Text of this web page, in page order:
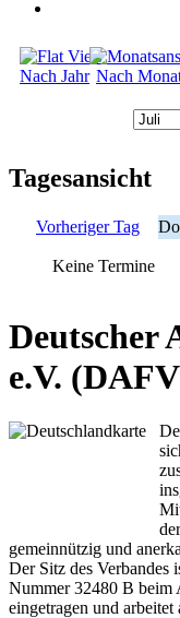
Nach Jahr Nach
Tagesansicht
Vorheriger Tag
Keine Termine
Deutscher
e.V.
gemeinnützig und
Der Sitz des Verbandes
Nummer 32480 B beim
eingetragen und